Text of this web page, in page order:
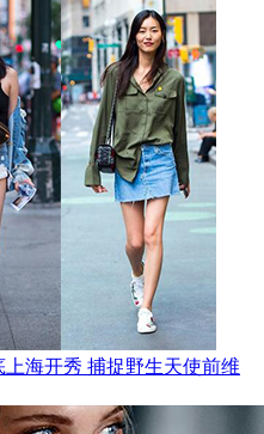
海开秀 捕捉野生天使前维